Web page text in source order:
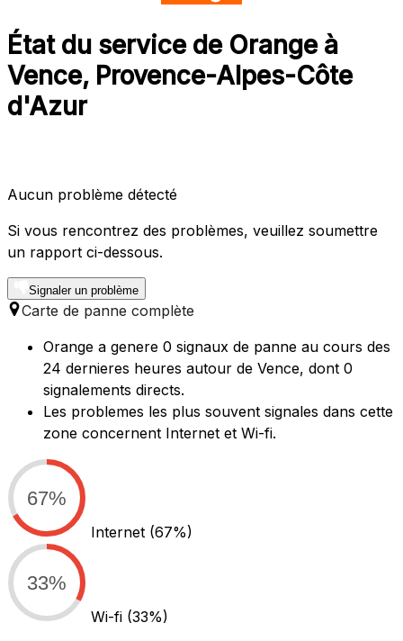
État du service de Orange à
Vence, Provence-Alpes-Côte
d'Azur
Aucun problème détecté
Si vous rencontrez des problèmes, veuillez soumettre
un rapport ci-dessous.
Signaler un problème
Carte de panne complète
Orange a genere 0 signaux de panne au cours des
24 dernieres heures autour de Vence, dont 0
signalements directs.
Les problemes les plus souvent signales dans cette
zone concernent Internet et Wi-fi.
67%
Internet (67%)
33%
Wi-fi (33%)